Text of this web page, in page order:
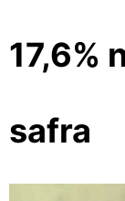
17,6%
safra